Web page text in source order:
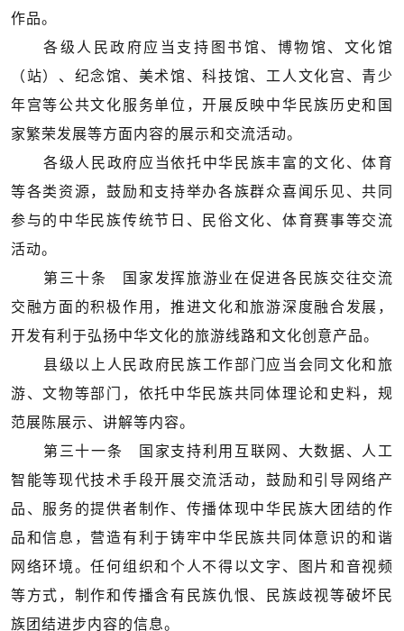
作品。
各级人民政府应当支持图书馆、博物馆、文化馆
（站）、纪念馆、美术馆、科技馆、工人文化宫、青少
年宫等公共文化服务单位，开展反映中华民族历史和国
家繁荣发展等方面内容的展示和交流活动。
各级人民政府应当依托中华民族丰富的文化、体育
等各类资源，鼓励和支持举办各族群众喜闻乐见、共同
参与的中华民族传统节日、民俗文化、体育赛事等交流
活动。
第三十条 国家发挥旅游业在促进各民族交往交流
交融方面的积极作用，推进文化和旅游深度融合发展，
开发有利于弘扬中华文化的旅游线路和文化创意产品。
县级以上人民政府民族工作部门应当会同文化和旅
游、文物等部门，依托中华民族共同体理论和史料，规
范展陈展示、讲解等内容。
第三十一条 国家支持利用互联网、大数据、人工
智能等现代技术手段开展交流活动，鼓励和引导网络产
品、服务的提供者制作、传播体现中华民族大团结的作
品和信息，营造有利于铸牢中华民族共同体意识的和谐
网络环境。任何组织和个人不得以文字、图片和音视频
等方式，制作和传播含有民族仇恨、民族歧视等破坏民
族团结进步内容的信息。